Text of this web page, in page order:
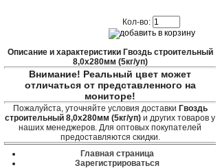
Кол-во:
Описание и характеристики Гвоздь строительный
8,0х280мм (5кг/уп)
Внимание! Реальный цвет может
отличаться от представленного на
мониторе!
Пожалуйста, уточняйте условия доставки Гвоздь
строительный 8,0х280мм (5кг/уп) и других товаров у
наших менеджеров. Для оптовых покупателей
предоставляются скидки.
Главная страница
Зарегистрироваться